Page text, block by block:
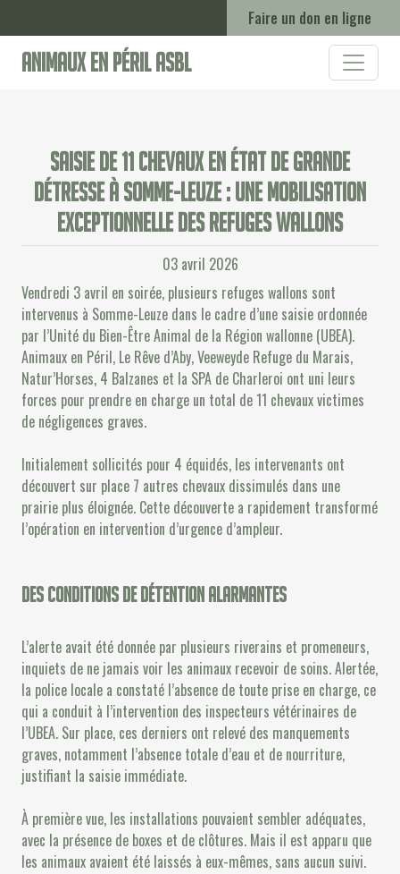
Faire un don en ligne
Animaux en Péril ASBL
Saisie de 11 chevaux en état de grande
détresse à Somme-Leuze : une mobilisation
exceptionnelle des refuges wallons
03 avril 2026
Vendredi 3 avril en soirée, plusieurs refuges wallons sont
intervenus à Somme-Leuze dans le cadre d’une saisie ordonnée
par l’Unité du Bien-Être Animal de la Région wallonne (UBEA).
Animaux en Péril, Le Rêve d’Aby, Veeweyde Refuge du Marais,
Natur’Horses, 4 Balzanes et la SPA de Charleroi ont uni leurs
forces pour prendre en charge un total de 11 chevaux victimes
de négligences graves.
Initialement sollicités pour 4 équidés, les intervenants ont
découvert sur place 7 autres chevaux dissimulés dans une
prairie plus éloignée. Cette découverte a rapidement transformé
l’opération en intervention d’urgence d’ampleur.
Des conditions de détention alarmantes
L’alerte avait été donnée par plusieurs riverains et promeneurs,
inquiets de ne jamais voir les animaux recevoir de soins. Alertée,
la police locale a constaté l’absence de toute prise en charge, ce
qui a conduit à l’intervention des inspecteurs vétérinaires de
l’UBEA. Sur place, ces derniers ont relevé des manquements
graves, notamment l’absence totale d’eau et de nourriture,
justifiant la saisie immédiate.
À première vue, les installations pouvaient sembler adéquates,
avec la présence de boxes et de clôtures. Mais il est apparu que
les animaux avaient été laissés à eux-mêmes, sans aucun suivi.